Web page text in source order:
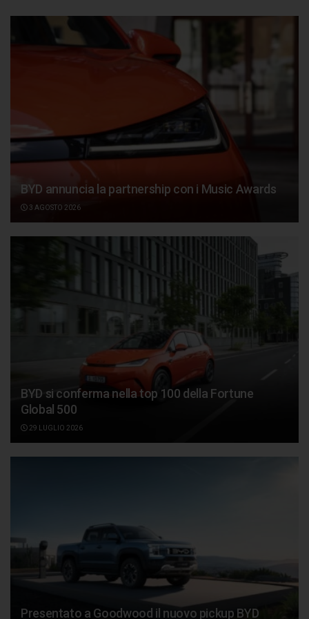
BYD annuncia la partnership con i Music Awards
3 AGOSTO 2026
BYD si conferma nella top 100 della Fortune
Global 500
29 LUGLIO 2026
Presentato a Goodwood il nuovo pickup BYD